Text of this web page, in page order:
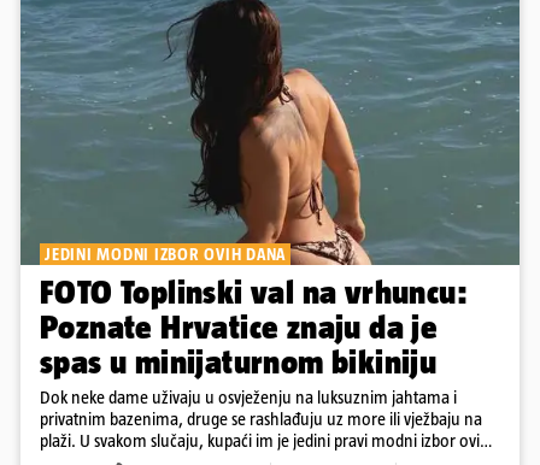
JEDINI MODNI IZBOR OVIH DANA
FOTO Toplinski val na vrhuncu:
Poznate Hrvatice znaju da je
spas u minijaturnom bikiniju
Dok neke dame uživaju u osvježenju na luksuznim jahtama i
privatnim bazenima, druge se rashlađuju uz more ili vježbaju na
plaži. U svakom slučaju, kupaći im je jedini pravi modni izbor ovih